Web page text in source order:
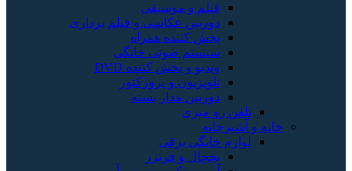
فیلم و موسیقی
دوربین عکاسی و فیلم برداری
پخش کننده همراه
سیستم صوتی خانگی
ویدیو و پخش کننده DVD
تلویزیون و پروژکتور
دوربین مدار بسته
تلفن رو میزی
خانه و آشپزخانه
لوازم خانگی برقی
یخچال و فریزر